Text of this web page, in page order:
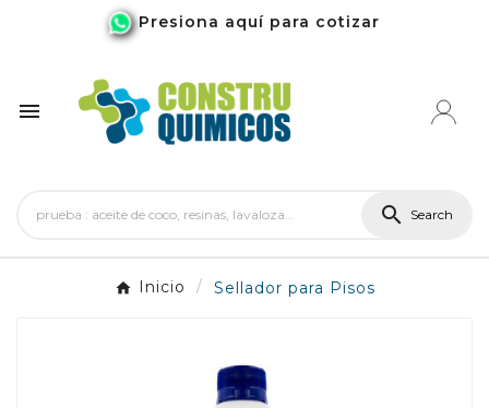
Presiona aquí para cotizar

 Search
Inicio Sellador para Pisos